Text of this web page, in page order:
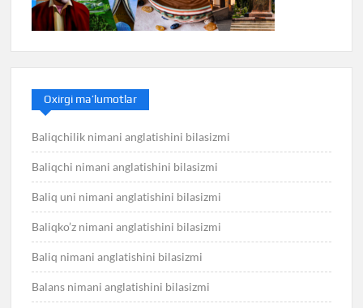
Oxirgi ma’lumotlar
Baliqchilik nimani anglatishini bilasizmi
Baliqchi nimani anglatishini bilasizmi
Baliq uni nimani anglatishini bilasizmi
Baliqko’z nimani anglatishini bilasizmi
Baliq nimani anglatishini bilasizmi
Balans nimani anglatishini bilasizmi